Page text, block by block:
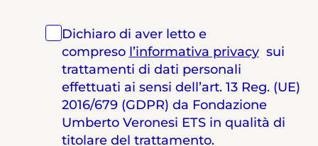
Dichiaro di aver letto e
compreso l’informativa privacysui
trattamenti di dati personali
effettuati ai sensi dell’art. 13 Reg. (UE)
2016/679 (GDPR) da Fondazione
Umberto Veronesi ETS in qualità di
titolare del trattamento.